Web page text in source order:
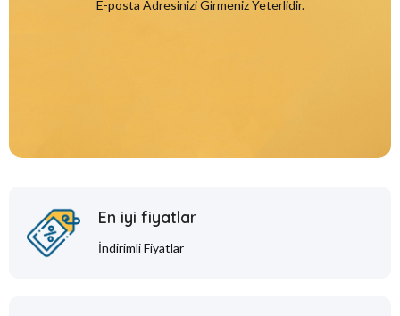
E-posta Adresinizi Girmeniz Yeterlidir.
En iyi fiyatlar
İndirimli Fiyatlar